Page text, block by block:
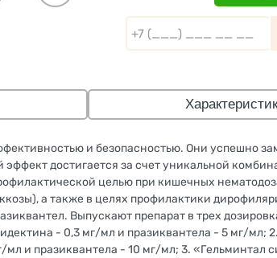
и безопасностью. Они успешно
достигается за счет уникальной
целью при кишечных
а также в целях профилактики
Выпускают препарат в трех
- 0,3 мг/мл и празиквантела - 5 мг/мл;
и празиквантела - 10 мг/мл; 3. «Гельминтал